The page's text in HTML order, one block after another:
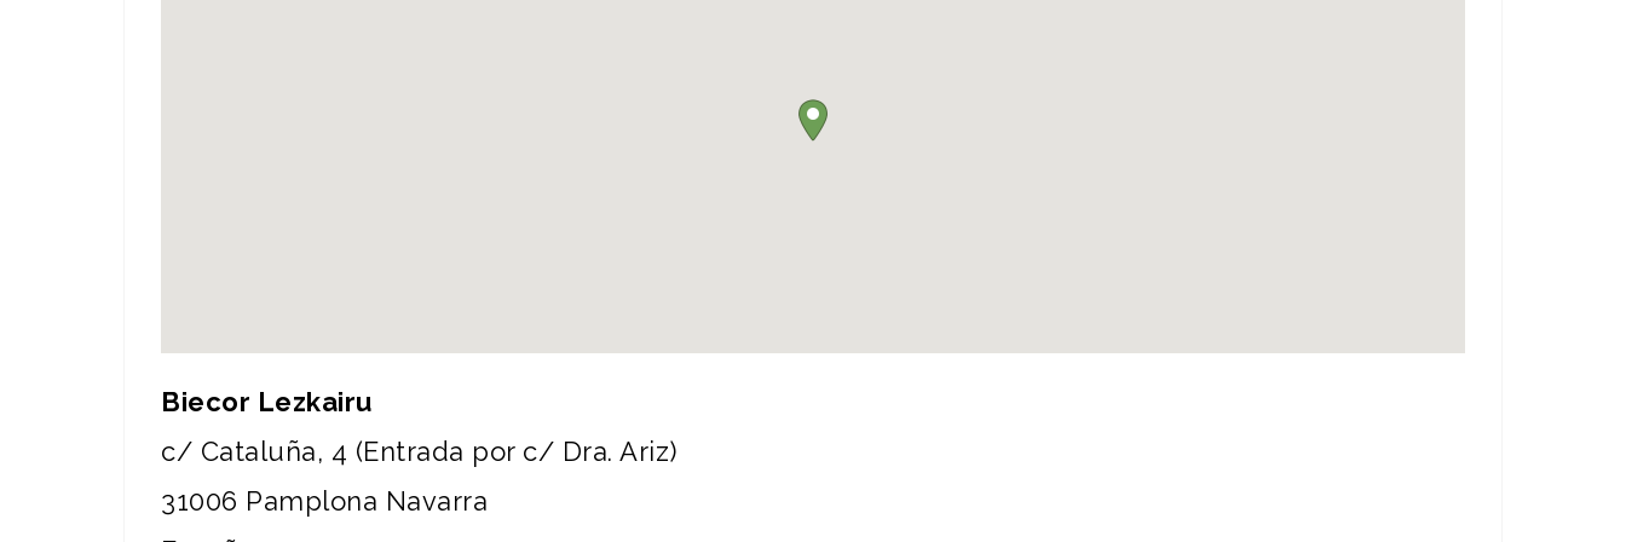
Biecor Lezkairu
c/ Cataluña, 4 (Entrada por c/ Dra. Ariz)
31006 Pamplona Navarra